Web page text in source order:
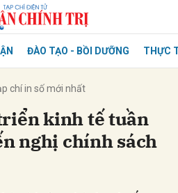
ĐÀO TẠO - BỒI DƯỠNG THỰC
chí in số mới nhất
kinh tế tuần
nghị chính sách